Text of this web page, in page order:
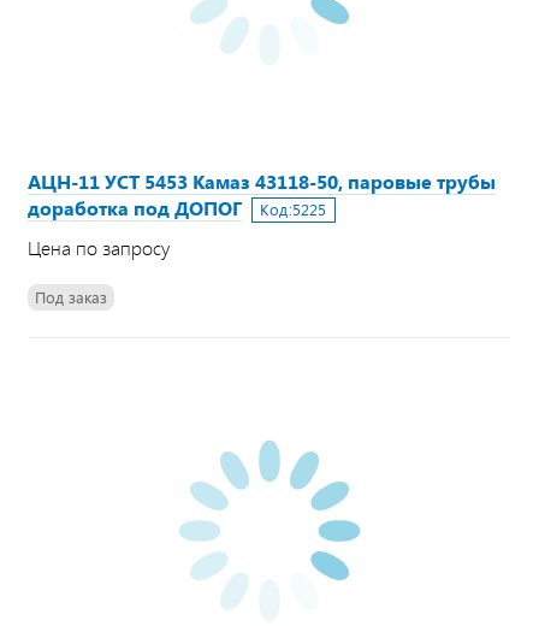
АЦН-11 УСТ 5453 Камаз 43118-50, паровые трубы
доработка под ДОПОГ
Код:5225
Цена по запросу
Под заказ